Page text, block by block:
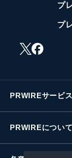
プ
プ
PRWIREサービス
PRWIREについて